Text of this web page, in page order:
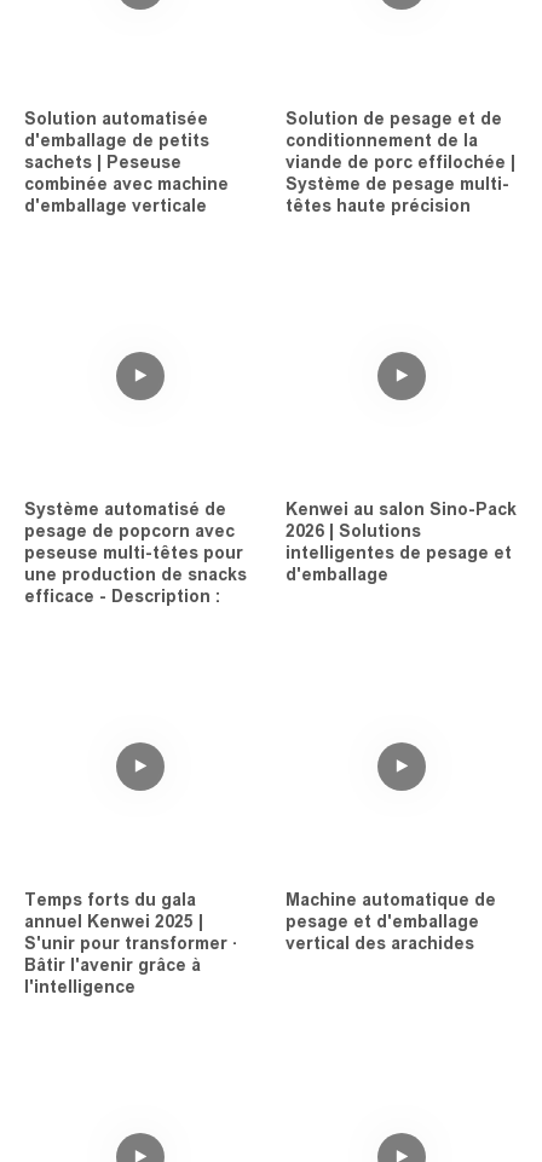
Solution automatisée
d'emballage de petits
sachets | Peseuse
combinée avec machine
d'emballage verticale
Solution de pesage et de
conditionnement de la
viande de porc effilochée |
Système de pesage multi-
têtes haute précision
Système automatisé de
pesage de popcorn avec
peseuse multi-têtes pour
une production de snacks
efficace - Description :
Kenwei au salon Sino-Pack
2026 | Solutions
intelligentes de pesage et
d'emballage
Temps forts du gala
annuel Kenwei 2025 |
S'unir pour transformer ·
Bâtir l'avenir grâce à
l'intelligence
Machine automatique de
pesage et d'emballage
vertical des arachides